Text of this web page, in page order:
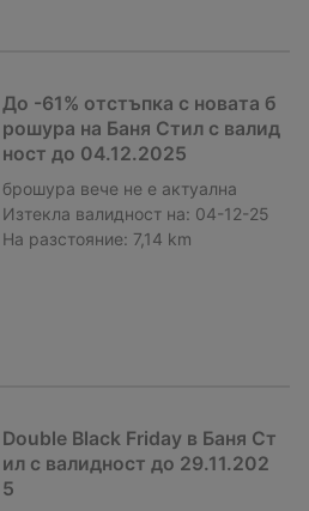
До -61% отстъпка с новата б
рошура на Баня Стил с валид
ност до 04.12.2025
брошура вече не е актуална
Изтекла валидност на: 04-12-25
На разстояние: 7,14 km
Double Black Friday в Баня Ст
ил с валидност до 29.11.202
5